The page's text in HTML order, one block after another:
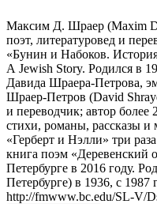
Максим Д. Шраер (Maxim
поэт, литературовед и
«Бунин и Набоков.
A Jewish Story. Родился в
Давида Шраера-Петрова,
Шраер-Петров (David
и переводчик; автор более
стихи, романы, рассказы
«Герберт и Нэлли» три
книга поэм «Деревенский
Петербурге в 2016 году.
Петербурге) в 1936, с
http://fmwww.bc.edu/SL-V/